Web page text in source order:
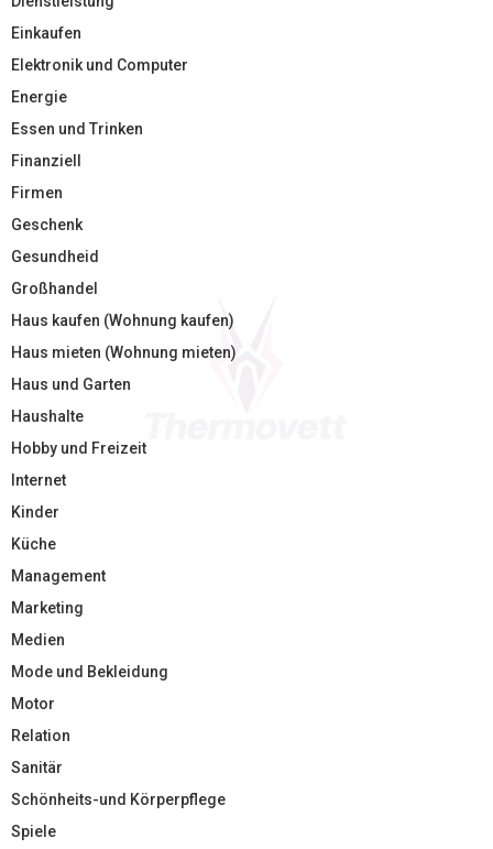
Einkaufen
Elektronik und Computer
Energie
Essen und Trinken
Finanziell
Firmen
Geschenk
Gesundheid
Großhandel
Haus kaufen (Wohnung kaufen)
Haus mieten (Wohnung mieten)
Haus und Garten
Haushalte
Hobby und Freizeit
Internet
Kinder
Küche
Management
Marketing
Medien
Mode und Bekleidung
Motor
Relation
Sanitär
Schönheits-und Körperpflege
Spiele